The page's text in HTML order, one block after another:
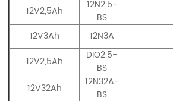
12V2,5Ah
12N2,5-
BS
12V3Ah
12N3A
12V2,5Ah
DIO2.5-
BS
12V32Ah
12N32A-
BS